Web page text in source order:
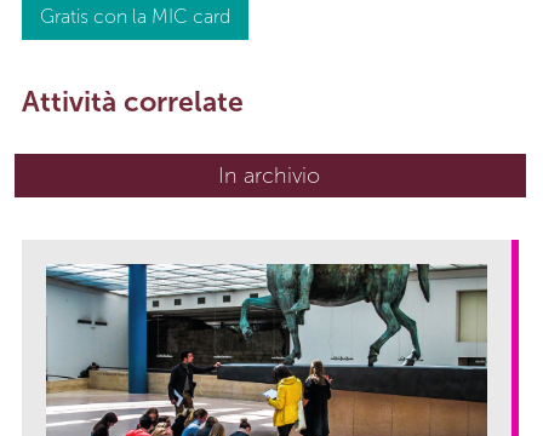
Gratis con la MIC card
Attività correlate
In archivio